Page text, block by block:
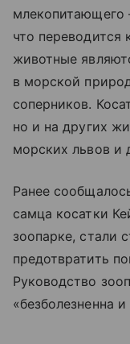
млекопитающего
что переводится
животные
в морской
соперников.
но и на других
морских львов и
Ранее
самца косатки
зоопарке, стали
предотвратить
Руководство
«безболезненна